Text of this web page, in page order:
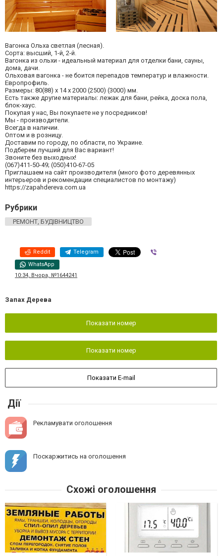
Вагонка Ольха светлая (лесная).
Сорта: высший, 1-й, 2-й.
Вагонка из ольхи - идеальный материал для отделки бани, сауны,
дома, дачи.
Ольховая вагонка - не боится перепадов температур и влажности.
Европрофиль.
Размеры: 80(88) х 14 х 2000 (2500) (3000) мм.
Есть также другие материалы: лежак для бани, рейка, доска пола,
блок-хаус.
Покупая у нас, Вы покупаете не у посредников!
Мы - производители.
Всегда в наличии.
Оптом и в розницу.
Доставим по городу, по области, по Украине.
Подберем лучший для Вас вариант!
Звоните без выходных!
(067)411-50-49; (050)410-67-05
Приглашаем на сайт производителя (много фото деревянных
интерьеров и рекомендации специалистов по монтажу)
https://zapahdereva.com.ua
Рубрики
РЕМОНТ, БУДІВНИЦТВО
Reddit Telegram
WhatsApp
10:34, Вчора, №1644241
Запах Дерева
Показати номер
Показати номер
Показати E-mail
Дії
Рекламувати оголошення
Поскаржитись на оголошення
Схожі оголошення